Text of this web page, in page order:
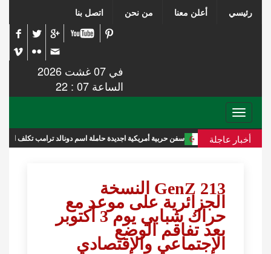
رئيسي أعلن معنا من نحن اتصل بنا
في 07 غشت 2026
الساعة 07 : 22
Toggle
navigation
أخبار عاجلةسفن حربية أمريكية اجديدة حاملة اسم دونالد ترامب تكلف الميزانية 275 مليار دولار
GenZ 213 النسخة
الجزائرية على موعد مع
حراك شبابي يوم 3 أكتوبر
بعد تفاقم الوضع
الإجتماعي والإقتصادي